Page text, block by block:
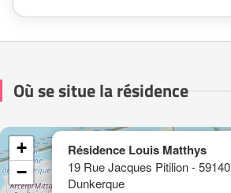
Où se situe la résidence
Résidence Louis Matthys
19 Rue Jacques Pitilion - 59140
Dunkerque
+
−